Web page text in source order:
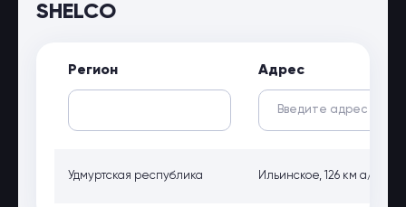
SHELCO
Регион Адрес
Удмуртская республика Ильинское, 126 км а/д